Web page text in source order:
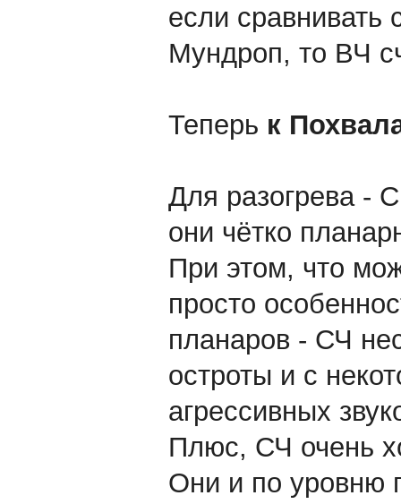
если сравнивать
Мундроп, то ВЧ
Теперь к
Для разогрева -
они чётко
При этом, что
просто
планаров - СЧ
остроты и с
агрессивных
Плюс, СЧ очень
Они и по уровню